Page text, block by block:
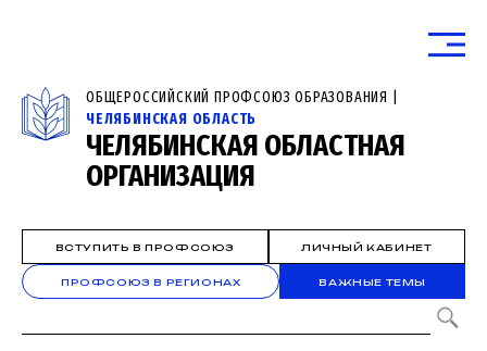
ОБЩЕРОССИЙСКИЙ ПРОФСОЮЗ ОБРАЗОВАНИЯ |
ЧЕЛЯБИНСКАЯ ОБЛАСТЬ
ЧЕЛЯБИНСКАЯ ОБЛАСТНАЯ
ОРГАНИЗАЦИЯ
ВСТУПИТЬ В ПРОФСОЮЗ ЛИЧНЫЙ КАБИНЕТ
ПРОФСОЮЗ В РЕГИОНАХ ВАЖНЫЕ ТЕМЫ